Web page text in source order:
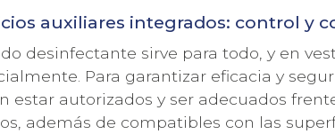
auxiliares integrados: control y
desinfectante sirve para todo, y en
Para garantizar eficacia y
estar autorizados y ser adecuados
además de compatibles con las